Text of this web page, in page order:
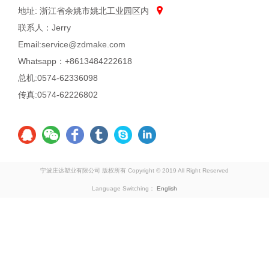
地址: 浙江省余姚市姚北工业园区内
联系人：Jerry
Email:service@zdmake.com
Whatsapp：+8613484222618
总机:0574-62336098
传真:0574-62226802
宁波庄达塑业有限公司 版权所有 Copyright © 2019 All Right Reserved
Language Switching： English